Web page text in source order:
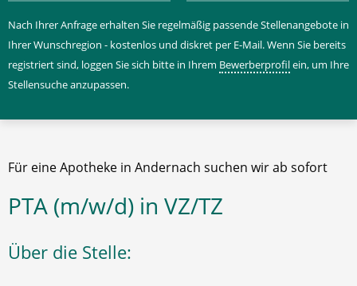
Nach Ihrer Anfrage erhalten Sie regelmäßig passende Stellenangebote in
Ihrer Wunschregion - kostenlos und diskret per E-Mail. Wenn Sie bereits
registriert sind, loggen Sie sich bitte in Ihrem Bewerberprofilein, um Ihre
Stellensuche anzupassen.
Für eine Apotheke in Andernach suchen wir ab sofort
PTA (m/w/d) in VZ/TZ
Über die Stelle: